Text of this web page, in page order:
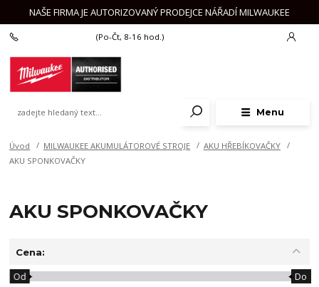
NAŠE FIRMA JE AUTORIZOVANÝ PRODEJCE NÁŘADÍ MILWAUKEE
Menu
(Po-Čt, 8-16 hod.)
Úvod MILWAUKEE AKUMULÁTOROVÉ STROJE
AKU HŘEBÍKOVAČKY
AKU SPONKOVAČKY
AKU SPONKOVAČKY
Cena:
Od Do